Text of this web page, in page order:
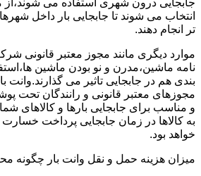
انتخاب می شوند تا جابجایی بار داخل
تر انجام دهند.
موارد دیگری مانند مجوز معتبر قانونی
نامه ماشین،مدرن و نو بودن ماشین
بندی هم در جابجایی تاثیر می
مجوزهای معتبر قانونی و رانندگان تحت
و مناسب برای جابجایی بارها و
به کالاها در زمان جابجایی پرداخت
خواهد بود.
میزان هزینه حمل و نقل وانت بار چگونه